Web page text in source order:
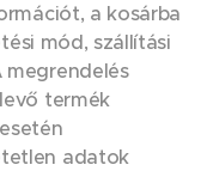
a kosárba
mód, szállítási
megrendelés
termék
adatok